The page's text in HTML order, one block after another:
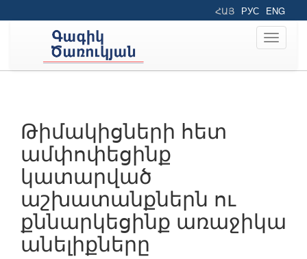
ՀԱՅ РУС ENG
Toggle
Թիմակիցների հետ
ամփոփեցինք
կատարված
աշխատանքներն ու
քննարկեցինք առաջիկա
անելիքները